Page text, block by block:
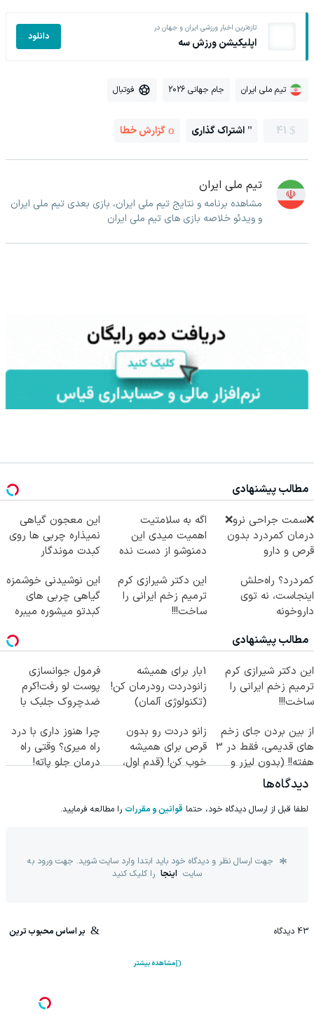
تازه‌ترین اخبار ورزشی ایران و جهان در
اپلیکیشن ورزش سه دانلود
تیم ملی ایران جام جهانی 2026 فوتبال
41 اشتراک گذاری گزارش خطا
تیم ملی ایران
مشاهده برنامه و نتایج تیم ملی ایران، بازی بعدی تیم ملی ایران
و ویدئو خلاصه بازی های تیم ملی ایران
مطالب پیشنهادی
❌سمت جراحی نرو❌
درمان کمردرد بدون
قرص و دارو
اگه به سلامتیت
اهمیت میدی این
دمنوشو از دست نده
این معجون گیاهی
نمیذاره چربی ها روی
کبدت موندگار
کمردرد؟ راه‌حلش
اینجاست، نه توی
داروخونه
این دکتر شیرازی کرم
ترمیم زخم ایرانی را
ساخت!!!
این نوشیدنی خوشمزه
گیاهی چربی های
کبدتو میشوره میبره
مطالب پیشنهادی
این دکتر شیرازی کرم
ترمیم زخم ایرانی را
ساخت!!!
1بار برای همیشه
زانودردت رودرمان کن!
(تکنولوژی آلمان)
فرمول جوانسازی
پوست لو رفت!کرم
ضدچروک جلبک با
از بین بردن جای زخم
های قدیمی، فقط در 3
هفته!! (بدون لیزر و
جراحی)
زانو دردت رو بدون
قرص برای همیشه
خوب کن! (قدم اول،
چرا هنوز داری با درد
راه میری؟ وقتی راه
درمان جلو پاته!
دیدگاه‌ها
لطفا قبل از ارسال دیدگاه خود، حتما قوانین و مقررات را مطالعه فرمایید.
جهت ارسال نظر و دیدگاه خود باید ابتدا وارد سایت شوید. جهت ورود به
سایت اینجا را کلیک کنید
43 دیدگاه بر اساس محبوب ترین
مشاهده بیشتر